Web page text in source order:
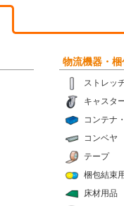
物流機器・
ストレッ
キャスタ
コンテナ
コンベヤ
テープ
梱包結束
床材用品